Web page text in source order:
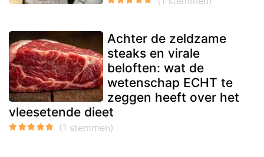
Achter de zeldzame
steaks en virale
beloften: wat de
wetenschap ECHT te
zeggen heeft over het
vleesetende dieet